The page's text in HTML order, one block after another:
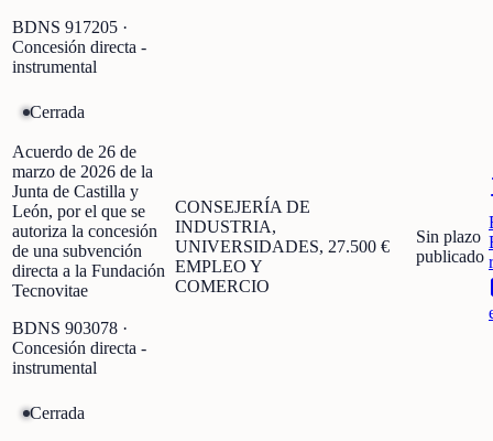
BDNS 917205 ·
Concesión directa -
instrumental
Cerrada
Acuerdo de 26 de
marzo de 2026 de la
Junta de Castilla y
León, por el que se
autoriza la concesión
de una subvención
directa a la Fundación
Tecnovitae
BDNS 903078 ·
Concesión directa -
instrumental
CONSEJERÍA DE
INDUSTRIA,
UNIVERSIDADES,
EMPLEO Y
COMERCIO
27.500 €
Sin plazo
publicado
Cerrada